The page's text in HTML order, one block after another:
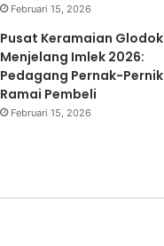
Februari 15, 2026
Pusat Keramaian Glodok
Menjelang Imlek 2026:
Pedagang Pernak-Pernik
Ramai Pembeli
Februari 15, 2026